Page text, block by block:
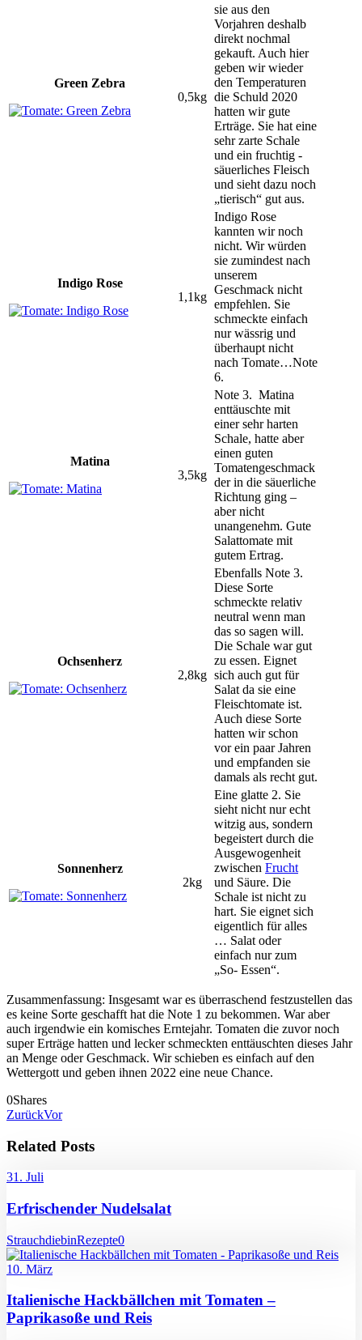
Green Zebra
0,5kg
sie aus den
Vorjahren deshalb
direkt nochmal
gekauft. Auch hier
geben wir wieder
den Temperaturen
die Schuld 2020
hatten wir gute
Erträge. Sie hat eine
sehr zarte Schale
und ein fruchtig -
säuerliches Fleisch
und sieht dazu noch
„tierisch“ gut aus.
Indigo Rose
1,1kg
Indigo Rose
kannten wir noch
nicht. Wir würden
sie zumindest nach
unserem
Geschmack nicht
empfehlen. Sie
schmeckte einfach
nur wässrig und
überhaupt nicht
nach Tomate…Note
6.
Matina
3,5kg
Note 3. Matina
enttäuschte mit
einer sehr harten
Schale, hatte aber
einen guten
Tomatengeschmack
der in die säuerliche
Richtung ging –
aber nicht
unangenehm. Gute
Salattomate mit
gutem Ertrag.
Ochsenherz
2,8kg
Ebenfalls Note 3.
Diese Sorte
schmeckte relativ
neutral wenn man
das so sagen will.
Die Schale war gut
zu essen. Eignet
sich auch gut für
Salat da sie eine
Fleischtomate ist.
Auch diese Sorte
hatten wir schon
vor ein paar Jahren
und empfanden sie
damals als recht gut.
Sonnenherz
2kg
Eine glatte 2. Sie
sieht nicht nur echt
witzig aus, sondern
begeistert durch die
Ausgewogenheit
zwischen Frucht
und Säure. Die
Schale ist nicht zu
hart. Sie eignet sich
eigentlich für alles
… Salat oder
einfach nur zum
„So- Essen“.
Zusammenfassung: Insgesamt war es überraschend festzustellen das
es keine Sorte geschafft hat die Note 1 zu bekommen. War aber
auch irgendwie ein komisches Erntejahr. Tomaten die zuvor noch
super Erträge hatten und lecker schmeckten enttäuschten dieses Jahr
an Menge oder Geschmack. Wir schieben es einfach auf den
Wettergott und geben ihnen 2022 eine neue Chance.
0Shares
ZurückVor
Related Posts
31. Juli
Erfrischender Nudelsalat
StrauchdiebinRezepte0
10. März
Italienische Hackbällchen mit Tomaten –
Paprikasoße und Reis